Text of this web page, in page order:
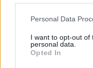
Personal Data
I want to opt-out of
personal data.
Opted In